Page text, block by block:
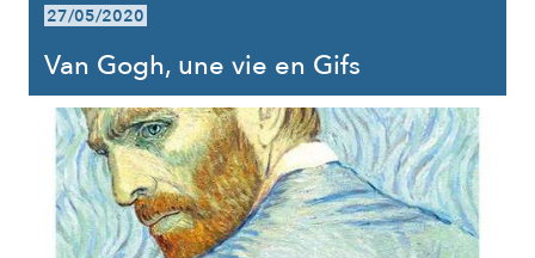
27/05/2020
Van Gogh, une vie en Gifs